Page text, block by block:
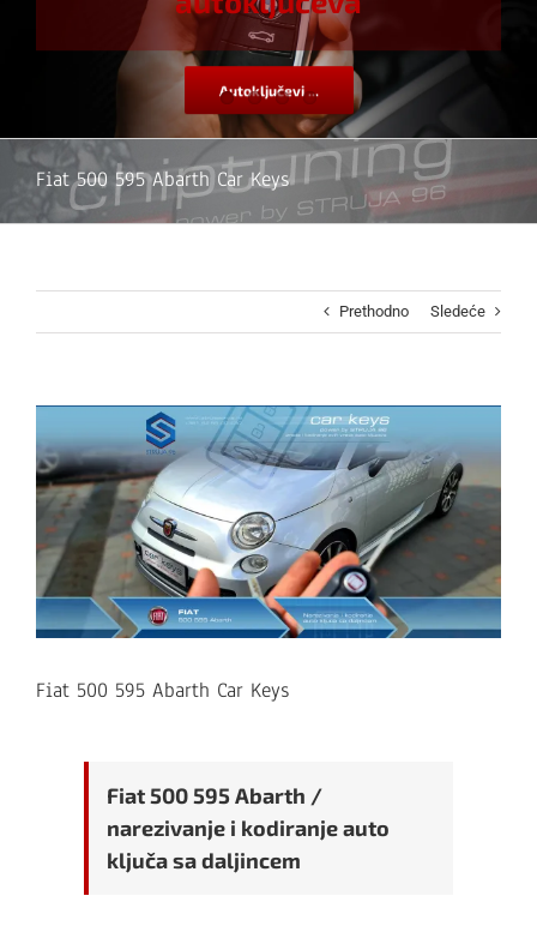
Autoključevi ...
Fiat 500 595 Abarth Car Keys
Prethodno Sledeće
Fiat 500 595 Abarth Car Keys
Fiat 500 595 Abarth /
narezivanje i kodiranje auto
ključa sa daljincem